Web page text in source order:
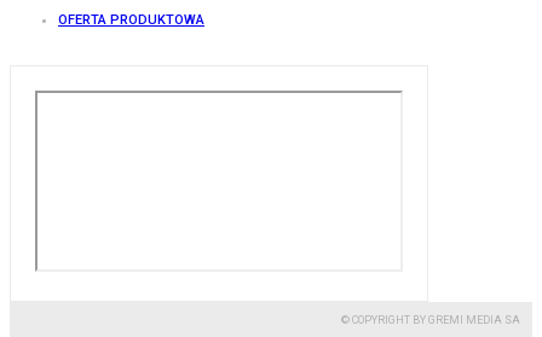
OFERTA PRODUKTOWA
© COPYRIGHT BY GREMI MEDIA SA